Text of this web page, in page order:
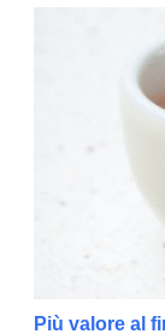
Più valore al